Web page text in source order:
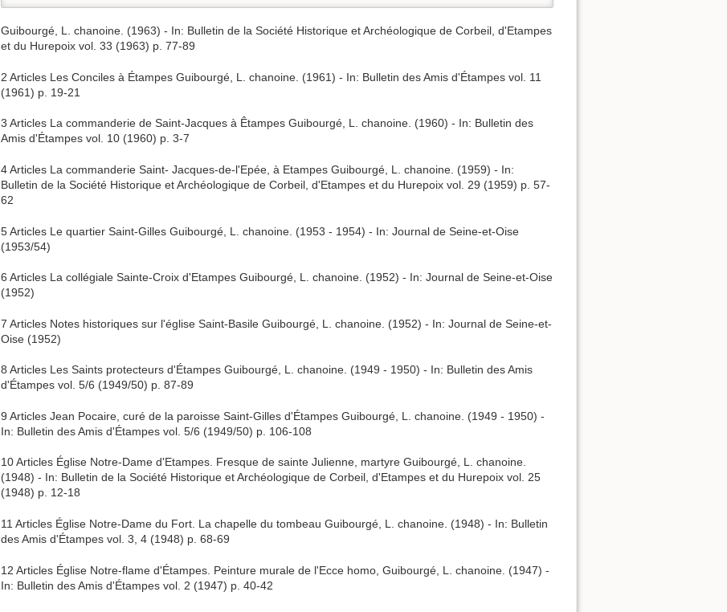
Guibourgé, L. chanoine. (1963) - In: Bulletin de la Société Historique et Archéologique de Corbeil, d'Etampes
et du Hurepoix vol. 33 (1963) p. 77-89
2 Articles Les Conciles à Étampes Guibourgé, L. chanoine. (1961) - In: Bulletin des Amis d'Étampes vol. 11
(1961) p. 19-21
3 Articles La commanderie de Saint-Jacques à Êtampes Guibourgé, L. chanoine. (1960) - In: Bulletin des
Amis d'Étampes vol. 10 (1960) p. 3-7
4 Articles La commanderie Saint- Jacques-de-l'Epée, à Etampes Guibourgé, L. chanoine. (1959) - In:
Bulletin de la Société Historique et Archéologique de Corbeil, d'Etampes et du Hurepoix vol. 29 (1959) p. 57-
62
5 Articles Le quartier Saint-Gilles Guibourgé, L. chanoine. (1953 - 1954) - In: Journal de Seine-et-Oise
(1953/54)
6 Articles La collégiale Sainte-Croix d'Etampes Guibourgé, L. chanoine. (1952) - In: Journal de Seine-et-Oise
(1952)
7 Articles Notes historiques sur l'église Saint-Basile Guibourgé, L. chanoine. (1952) - In: Journal de Seine-et-
Oise (1952)
8 Articles Les Saints protecteurs d'Étampes Guibourgé, L. chanoine. (1949 - 1950) - In: Bulletin des Amis
d'Étampes vol. 5/6 (1949/50) p. 87-89
9 Articles Jean Pocaire, curé de la paroisse Saint-Gilles d'Étampes Guibourgé, L. chanoine. (1949 - 1950) -
In: Bulletin des Amis d'Étampes vol. 5/6 (1949/50) p. 106-108
10 Articles Église Notre-Dame d'Etampes. Fresque de sainte Julienne, martyre Guibourgé, L. chanoine.
(1948) - In: Bulletin de la Société Historique et Archéologique de Corbeil, d'Etampes et du Hurepoix vol. 25
(1948) p. 12-18
11 Articles Église Notre-Dame du Fort. La chapelle du tombeau Guibourgé, L. chanoine. (1948) - In: Bulletin
des Amis d'Étampes vol. 3, 4 (1948) p. 68-69
12 Articles Église Notre-flame d'Étampes. Peinture murale de l'Ecce homo, Guibourgé, L. chanoine. (1947) -
In: Bulletin des Amis d'Étampes vol. 2 (1947) p. 40-42